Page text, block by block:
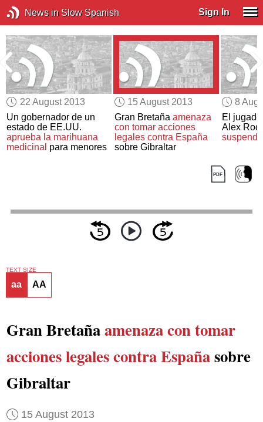
News in Slow Spanish Sign In
22 August 2013
Un gobernador de un
estado de EE.UU.
aprueba la marihuana
medicinal para menores
15 August 2013
Gran Bretaña amenaza
con tomar acciones
legales contra España
sobre Gibraltar
8
El
Alex
TEXT SIZE
aa AA
Gran Bretañaamenaza con tomar
acciones legales contra Españasobre
Gibraltar
15 August 2013